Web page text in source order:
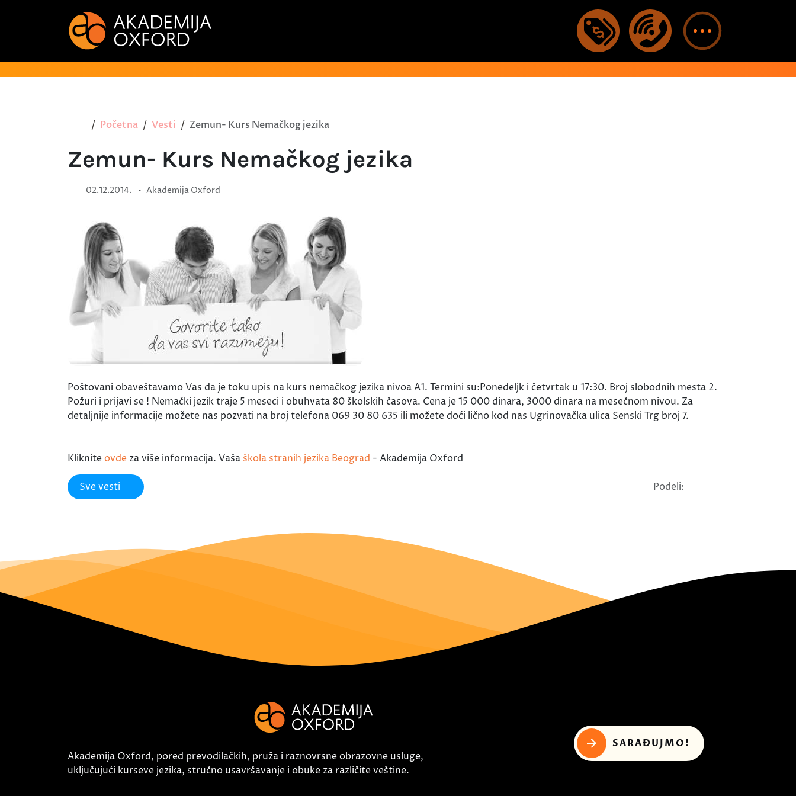
Početna Vesti Zemun- Kurs Nemačkog jezika
Zemun- Kurs Nemačkog jezika
02.12.2014. • Akademija Oxford
Poštovani obaveštavamo Vas da je toku upis na kurs nemačkog jezika nivoa A1. Termini su:Ponedeljk i četvrtak u 17:30. Broj slobodnih mesta 2.
Požuri i prijavi se ! Nemački jezik traje 5 meseci i obuhvata 80 školskih časova. Cena je 15 000 dinara, 3000 dinara na mesečnom nivou. Za
detaljnije informacije možete nas pozvati na broj telefona 069 30 80 635 ili možete doći lično kod nas Ugrinovačka ulica Senski Trg broj 7.
Kliknite ovde za više informacija. Vaša škola stranih jezika Beograd - Akademija Oxford
Sve vesti Podeli:
Akademija Oxford, pored prevodilačkih, pruža i raznovrsne obrazovne usluge,
uključujući kurseve jezika, stručno usavršavanje i obuke za različite veštine.
SARAĐUJMO!